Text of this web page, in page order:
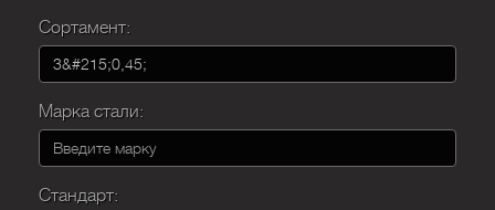
Сортамент:
Марка стали:
Стандарт: